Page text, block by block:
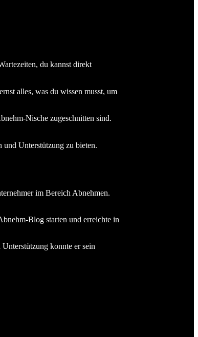
du kannst direkt
alles, was du wissen musst, um
Nische zugeschnitten sind.
und Unterstützung zu bieten.
im Bereich Abnehmen.
Blog starten und erreichte in
konnte er sein